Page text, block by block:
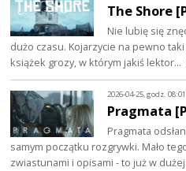
The Shore
Nie lubię się
dużo czasu. Kojarzycie na pewno
książek grozy, w którym jakiś lektor…
2026-04-25, godz. 08:01
Pragmata
Pragmata
samym początku rozgrywki. Mało
zwiastunami i opisami - to już w